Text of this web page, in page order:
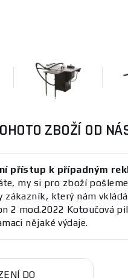
ZBOŽÍ OD
přístup k případným
my si pro zboží
zákazník, který nám
2 mod.2022 Kotoučová
nějaké výdaje.
DO